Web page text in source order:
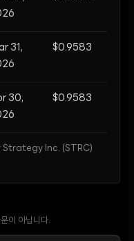
31,
$0.9583
30,
$0.9583
Inc. (STRC)
이 아닙니다.